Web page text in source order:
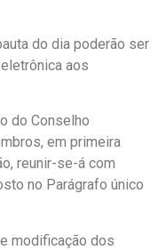
do dia poderão ser
aos
do Conselho
em primeira
reunir-se-á com
no Parágrafo único
modificação dos